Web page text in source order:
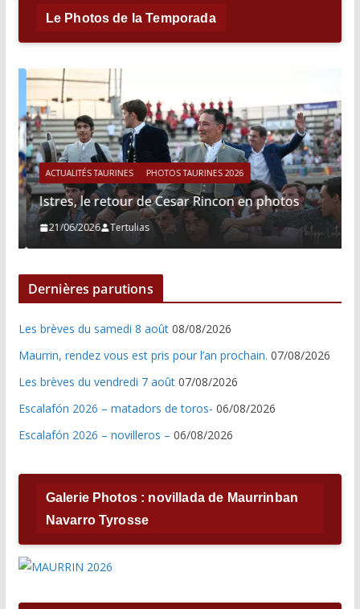
Le Photos de la Temporada
ACTUALITÉS TAURINES PHOTOS TAURINES 2026
Istres, le retour de Cesar Rincon en photos
21/06/2026 Tertulias
Dernières parutions
Les brèves du samedi 8 août 08/08/2026
Maurrin, rendez vous est pris pour l’an prochain. 07/08/2026
Les brèves du vendredi 7 août 07/08/2026
Escalafón 2026 – matadors de toros- 06/08/2026
Escalafón 2026 – novilleros – 06/08/2026
Galerie Photos : novillada de Maurrinban
Navarro Tyrosse